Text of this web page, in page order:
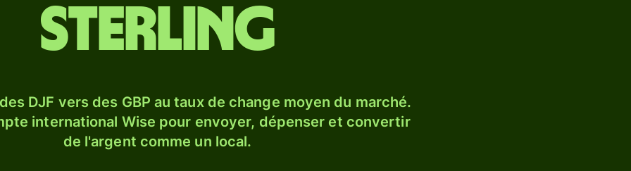
sterling
DJF vers des GBP au taux de change moyen du marché.
international Wise pour envoyer, dépenser et convertir
de l'argent comme un local.